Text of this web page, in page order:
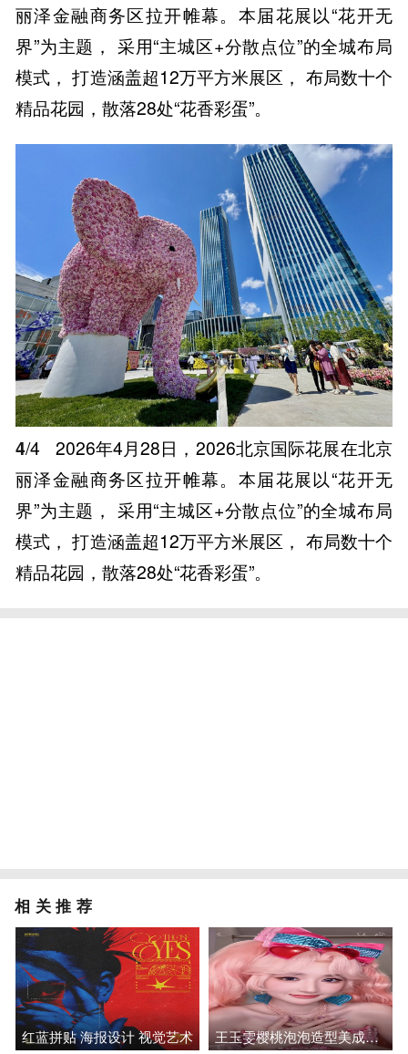
丽泽金融商务区拉开帷幕。本届花展以“花开无
界”为主题， 采用“主城区+分散点位”的全城布局
模式， 打造涵盖超12万平方米展区， 布局数十个
精品花园，散落28处“花香彩蛋”。
4/4
2026年4月28日，2026北京国际花展在北京
丽泽金融商务区拉开帷幕。本届花展以“花开无
界”为主题， 采用“主城区+分散点位”的全城布局
模式， 打造涵盖超12万平方米展区， 布局数十个
精品花园，散落28处“花香彩蛋”。
相关推荐
红蓝拼贴 海报设计 视觉艺术 王玉雯樱桃泡泡造型美成建模，双马尾闪钻裙人偶感